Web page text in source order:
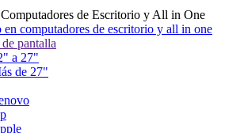
Computadores de Escritorio y All in One
en computadores de escritorio y all in one
pantalla
a 27"
de 27"